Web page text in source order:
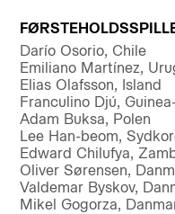
Darío Osorio, Chile
Emiliano Martínez,
Elias Olafsson, Island
Franculino Djú,
Adam Buksa, Polen
Lee Han-beom,
Edward Chilufya,
Oliver Sørensen,
Valdemar Byskov,
Mikel Gogorza,